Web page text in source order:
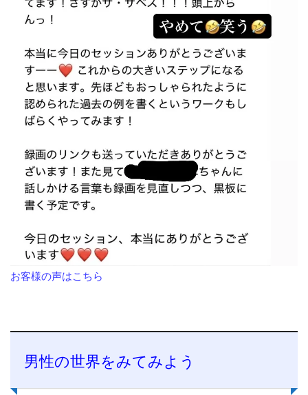
お客様の声はこちら
男性の世界をみてみよう